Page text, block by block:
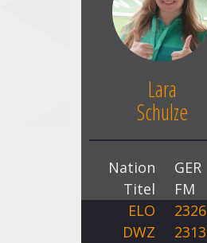
Lara
Schulze
Nation
GER
Titel
FM
ELO
2326
DWZ
2313